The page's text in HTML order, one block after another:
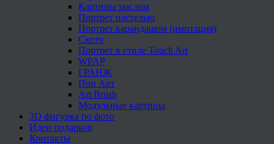
Картины маслом
Портрет пастелью
Портрет карандашом (имитация)
Скетч
Портрет в стиле Touch Art
WPAP
ГРАНЖ
Поп Арт
Art Brush
Модульные картины
3D фигурка по фото
Идеи подарков
Контакты